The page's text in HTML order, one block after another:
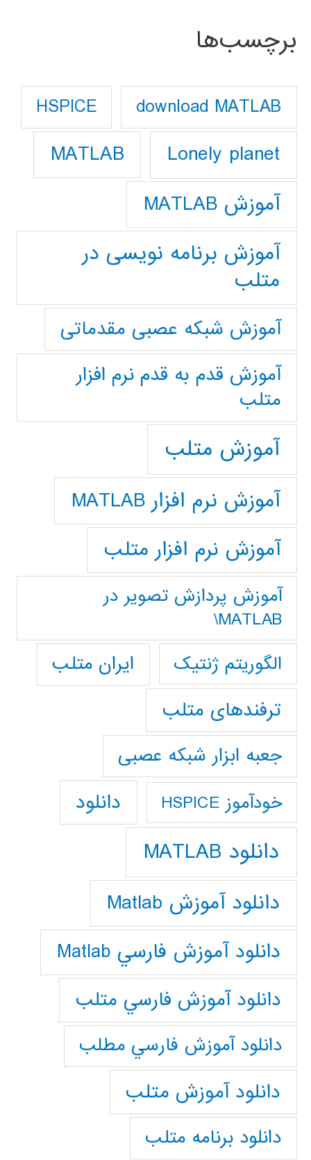
برچسب‌ها
download MATLAB
HSPICE
Lonely planet
MATLAB
آموزش MATLAB
آموزش برنامه نویسی در
متلب
آموزش شبکه عصبی مقدماتی
آموزش قدم به قدم نرم افزار
متلب
آموزش متلب
آموزش نرم افزار MATLAB
آموزش نرم افزار متلب
آموزش پردازش تصوير در
MATLAB\
الگوریتم ژنتیک
ایران متلب
ترفندهای متلب
جعبه ابزار شبکه عصبی
خودآموز HSPICE دانلود
دانلود MATLAB
دانلود آموزش Matlab
دانلود آموزش فارسي Matlab
دانلود آموزش فارسي متلب
دانلود آموزش فارسي مطلب
دانلود آموزش متلب
دانلود برنامه متلب